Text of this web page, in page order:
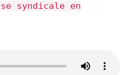
syndicale en